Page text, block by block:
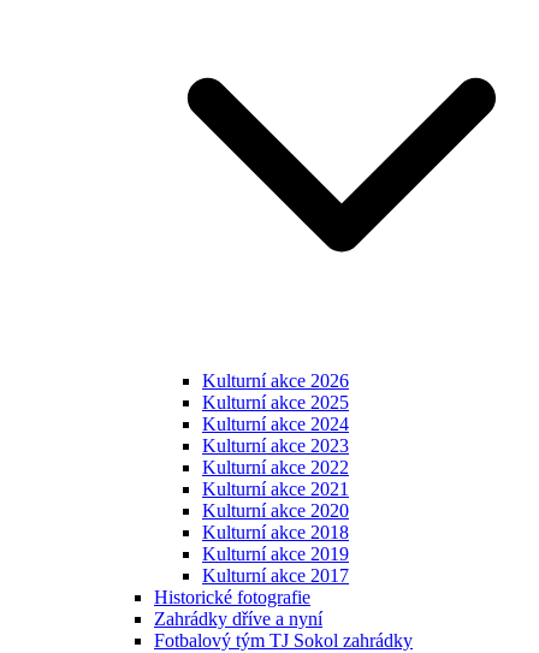
Kulturní akce 2026
Kulturní akce 2025
Kulturní akce 2024
Kulturní akce 2023
Kulturní akce 2022
Kulturní akce 2021
Kulturní akce 2020
Kulturní akce 2018
Kulturní akce 2019
Kulturní akce 2017
Historické fotografie
Zahrádky dříve a nyní
Fotbalový tým TJ Sokol zahrádky